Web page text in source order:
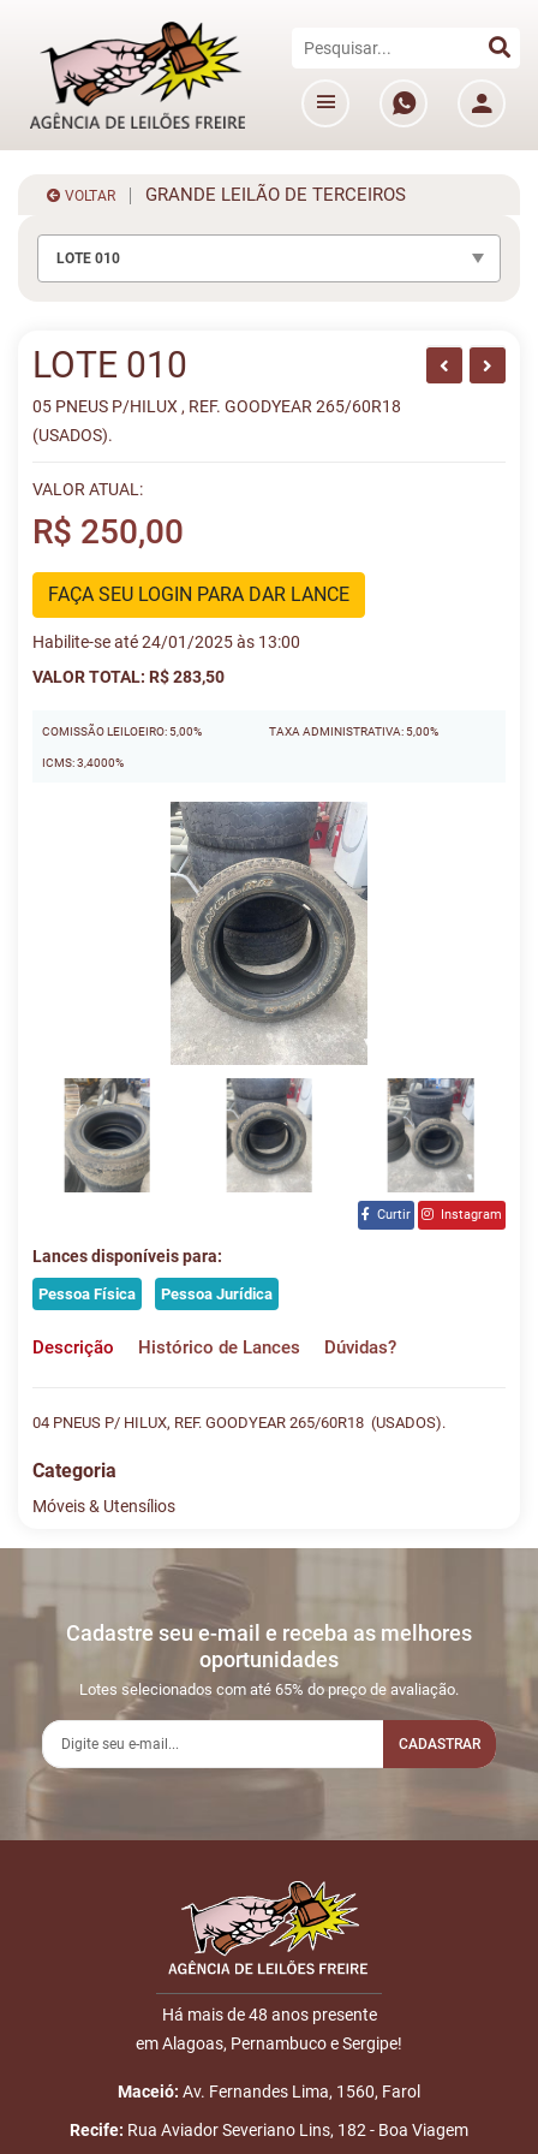
VOLTAR GRANDE LEILÃO DE TERCEIROS
LOTE 010
LOTE 010
05 PNEUS P/HILUX , REF. GOODYEAR 265/60R18
(USADOS).
VALOR ATUAL:
R$ 250,00
FAÇA SEU LOGIN PARA DAR LANCE
Habilite-se até 24/01/2025 às 13:00
VALOR TOTAL: R$ 283,50
COMISSÃO LEILOEIRO: 5,00%
ICMS: 3,4000%
TAXA ADMINISTRATIVA: 5,00%
Curtir Instagram
Lances disponíveis para:
Pessoa Física Pessoa Jurídica
Descrição Histórico de Lances Dúvidas?
04 PNEUS P/ HILUX, REF. GOODYEAR 265/60R18 (USADOS).
Categoria
Móveis & Utensílios
DATA/HORA
24/01
INICIO DO
LEILÃO
Disputas
iniciadas
24/01
16:52:29
LEILÃO
ENCERRADO
Fim das
conosco pelo whatsapp:
Sua dúvida
Nome
Cadastre seu e-mail e receba as melhores
oportunidades
Lotes selecionados com até 65% do preço de avaliação.
CADASTRAR
Há mais de 48 anos presente
em Alagoas, Pernambuco e Sergipe!
Maceió: Av. Fernandes Lima, 1560, Farol
Recife: Rua Aviador Severiano Lins, 182 - Boa Viagem